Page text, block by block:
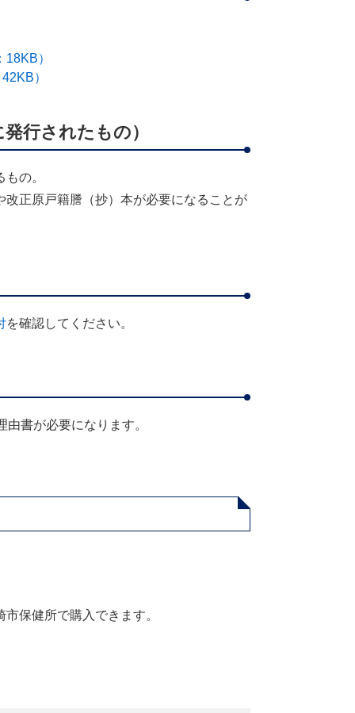
）
）
行されたもの）
の。
正原戸籍謄（抄）本が必要になることが
を確認してください。​
書が必要になります。
保健所で購入できます。